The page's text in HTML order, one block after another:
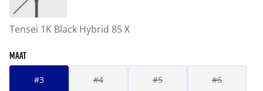
Tensei 1K Black Hybrid 85 X
MAAT
#3 #4 #5 #6